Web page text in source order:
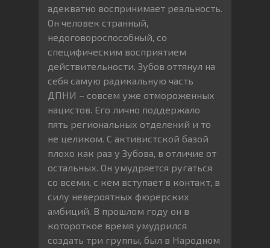
адекватно воспринимает реальность.
Он человек странный,
недоговороспособный, со
специфическим восприятием
действительности. Зубов оттянул на
себя самую радикальную часть
ДПНИ – совсем уже отмороженных
нацистов. Его лично поддержало
пять региональных отделений и то
не целиком. С активистской базой
плохо как раз у Зубова, в отличие от
остальных. Он умудряется ругаться
со всеми, с кем вступает в контакт, в
силу невероятных фюрерских
амбиций. В прошлом году он в
котороткое время умудрился
создать три группы, был в Народном